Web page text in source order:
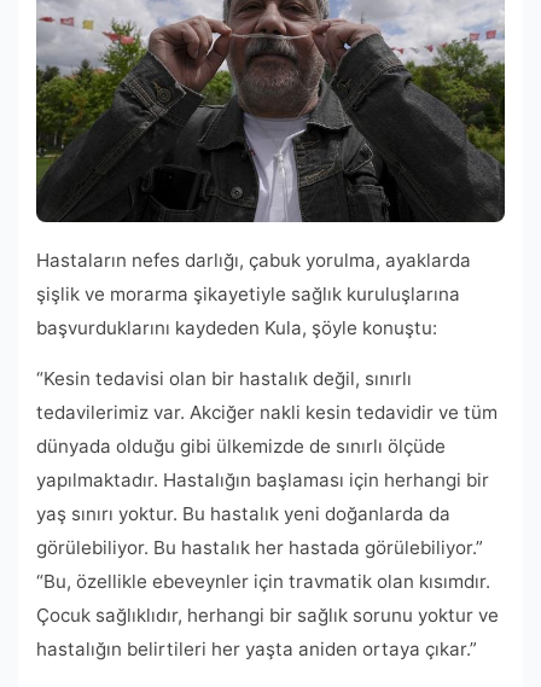
Hastaların nefes darlığı, çabuk yorulma, ayaklarda
şişlik ve morarma şikayetiyle sağlık kuruluşlarına
başvurduklarını kaydeden Kula, şöyle konuştu:
“Kesin tedavisi olan bir hastalık değil, sınırlı
tedavilerimiz var. Akciğer nakli kesin tedavidir ve tüm
dünyada olduğu gibi ülkemizde de sınırlı ölçüde
yapılmaktadır. Hastalığın başlaması için herhangi bir
yaş sınırı yoktur. Bu hastalık yeni doğanlarda da
görülebiliyor. Bu hastalık her hastada görülebiliyor.”
“Bu, özellikle ebeveynler için travmatik olan kısımdır.
Çocuk sağlıklıdır, herhangi bir sağlık sorunu yoktur ve
hastalığın belirtileri her yaşta aniden ortaya çıkar.”